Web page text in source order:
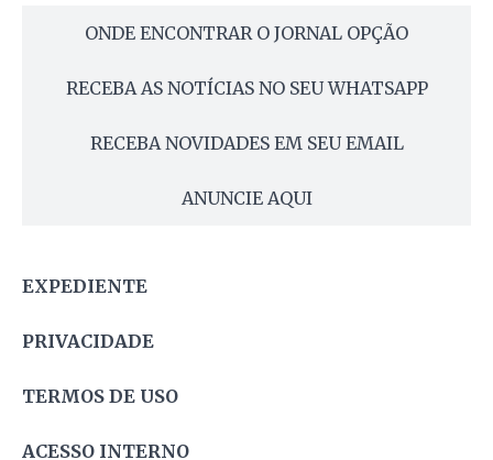
ONDE ENCONTRAR O JORNAL OPÇÃO
RECEBA AS NOTÍCIAS NO SEU WHATSAPP
RECEBA NOVIDADES EM SEU EMAIL
ANUNCIE AQUI
EXPEDIENTE
PRIVACIDADE
TERMOS DE USO
ACESSO INTERNO